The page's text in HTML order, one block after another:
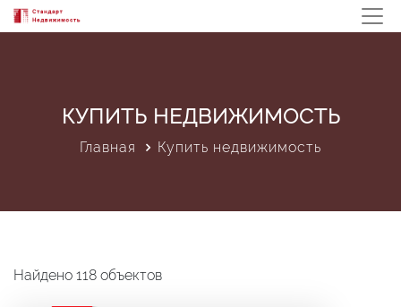
КУПИТЬ НЕДВИЖИМОСТЬ
Главная Купить недвижимость
Найдено 118 объектов